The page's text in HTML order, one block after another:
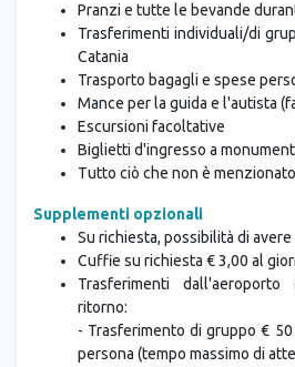
Pranzi e tutte le bevande
Trasferimenti individuali/di
Catania
Trasporto bagagli e spese
Mance per la guida e l'autista
Escursioni facoltative
Biglietti d'ingresso a
Tutto ciò che non è
Supplementi opzionali
Su richiesta, possibilità di
Cuffie su richiesta € 3,00 al
Trasferimenti
ritorno:
- Trasferimento di gruppo €
persona (tempo massimo di